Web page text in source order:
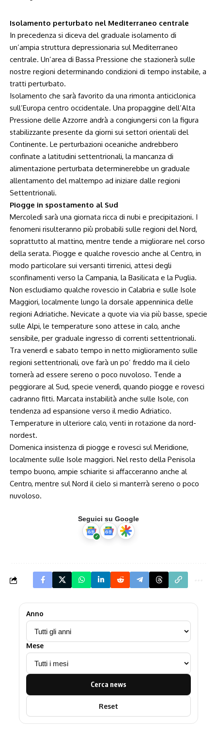
Isolamento perturbato nel Mediterraneo centrale
In precedenza si diceva del graduale isolamento di
un’ampia struttura depressionaria sul Mediterraneo
centrale. Un’area di Bassa Pressione che stazionerà sulle
nostre regioni determinando condizioni di tempo instabile, a
tratti perturbato.
Isolamento che sarà favorito da una rimonta anticiclonica
sull’Europa centro occidentale. Una propaggine dell’Alta
Pressione delle Azzorre andrà a congiungersi con la figura
stabilizzante presente da giorni sui settori orientali del
Continente. Le perturbazioni oceaniche andrebbero
confinate a latitudini settentrionali, la mancanza di
alimentazione perturbata determinerebbe un graduale
allentamento del maltempo ad iniziare dalle regioni
Settentrionali.
Piogge in spostamento al Sud
Mercoledì sarà una giornata ricca di nubi e precipitazioni. I
fenomeni risulteranno più probabili sulle regioni del Nord,
soprattutto al mattino, mentre tende a migliorare nel corso
della serata. Piogge e qualche rovescio anche al Centro, in
modo particolare sui versanti tirrenici, attesi degli
sconfinamenti verso la Campania, la Basilicata e la Puglia.
Non escludiamo qualche rovescio in Calabria e sulle Isole
Maggiori, localmente lungo la dorsale appenninica delle
regioni Adriatiche. Nevicate a quote via via più basse, specie
sulle Alpi, le temperature sono attese in calo, anche
sensibile, per graduale ingresso di correnti settentrionali.
Tra venerdì e sabato tempo in netto miglioramento sulle
regioni settentrionali, ove farà un po’ freddo ma il cielo
tornerà ad essere sereno o poco nuvoloso. Tende a
peggiorare al Sud, specie venerdì, quando piogge e rovesci
cadranno fitti. Marcata instabilità anche sulle Isole, con
tendenza ad espansione verso il medio Adriatico.
Temperature in ulteriore calo, venti in rotazione da nord-
nordest.
Domenica insistenza di piogge e rovesci sul Meridione,
localmente sulle Isole maggiori. Nel resto della Penisola
tempo buono, ampie schiarite si affacceranno anche al
Centro, mentre sul Nord il cielo si manterrà sereno o poco
nuvoloso.
Seguici su Google
Anno
Mese
Cerca news
Reset